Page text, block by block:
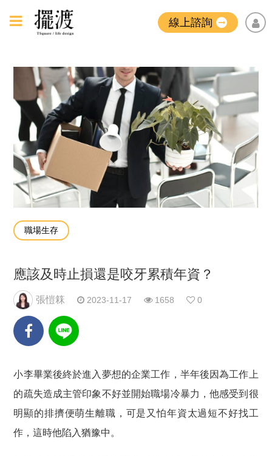
線上諮詢
職場生存
應該及時止損還是咬牙累積年資？
張愷箖 2023-11-17 1658 0
小李畢業後終於進入夢想的企業工作，半年後因為工作上
的疏失造成主管印象不好並開始職場冷暴力，他感受到很
明顯的排擠便萌生離職，可是又怕年資太過短不好找工
作，這時他陷入猶豫中。